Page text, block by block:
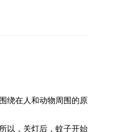
绕在人和动物周围的原
以，关灯后，蚊子开始